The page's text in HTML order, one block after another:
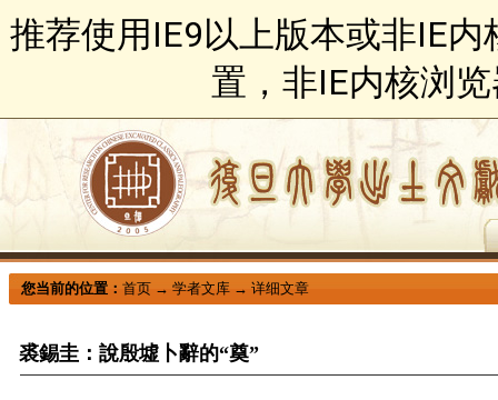
推荐使用IE9以上版本或非IE
置，非IE内核浏
您当前的位置：首页 →学者文库 →详细文章
裘錫圭：說殷墟卜辭的“奠”